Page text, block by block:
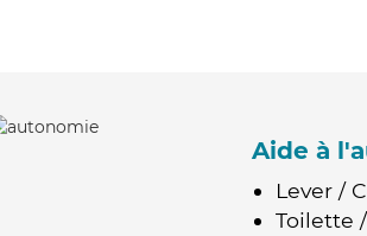
Aide à
Lever /
Toilette